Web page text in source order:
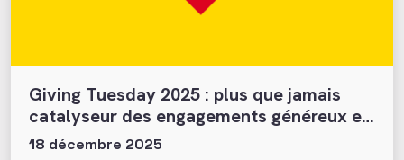
Giving Tuesday 2025 : plus que jamais
catalyseur des engagements généreux et
collectifs ?
18 décembre 2025